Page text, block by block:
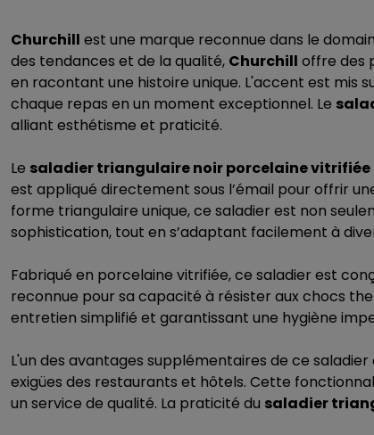
Churchill est une marque reconnue dans le
des tendances et de la qualité, Churchill offre des
en racontant une histoire unique. L'accent est mis
chaque repas en un moment exceptionnel. Le
alliant esthétisme et praticité.
Le saladier triangulaire noir porcelaine vitrifiée
est appliqué directement sous l’émail pour offrir
forme triangulaire unique, ce saladier est non
sophistication, tout en s’adaptant facilement à
Fabriqué en porcelaine vitrifiée, ce saladier est
reconnue pour sa capacité à résister aux chocs
entretien simplifié et garantissant une hygiène
L'un des avantages supplémentaires de ce
exigües des restaurants et hôtels. Cette
un service de qualité. La praticité du saladier